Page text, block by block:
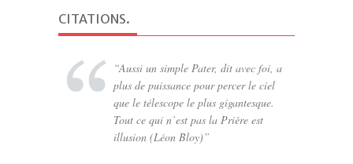
CITATIONS.
Aussi un simple Pater, dit avec foi, a
plus de puissance pour percer le ciel
que le télescope le plus gigantesque.
Tout ce qui n’est pas la Prière est
illusion (Léon Bloy)
Tant qu’un homme n’a pas découvert
quelque chose pour lequel il serait prêt
à mourir, il n’est pas à même de vivre
(Martin Luther King)